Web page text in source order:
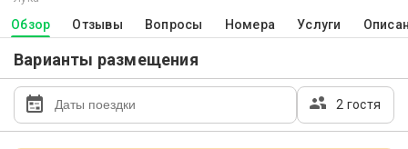
Обзор Отзывы Вопросы Номера Услуги
Варианты размещения
2 гостя